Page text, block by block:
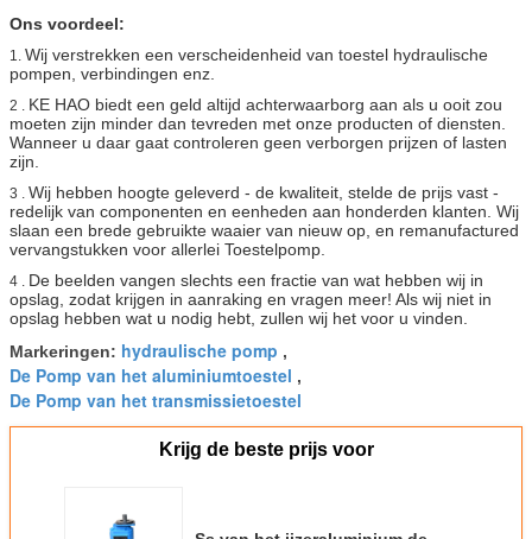
Ons voordeel:
1. Wij verstrekken een verscheidenheid van toestel hydraulische
pompen, verbindingen enz.
2 . KE HAO biedt een geld altijd achterwaarborg aan als u ooit zou
moeten zijn minder dan tevreden met onze producten of diensten.
Wanneer u daar gaat controleren geen verborgen prijzen of lasten
zijn.
3 . Wij hebben hoogte geleverd - de kwaliteit, stelde de prijs vast -
redelijk van componenten en eenheden aan honderden klanten. Wij
slaan een brede gebruikte waaier van nieuw op, en remanufactured
vervangstukken voor allerlei Toestelpomp.
4 . De beelden vangen slechts een fractie van wat hebben wij in
opslag, zodat krijgen in aanraking en vragen meer! Als wij niet in
opslag hebben wat u nodig hebt, zullen wij het voor u vinden.
Markeringen: hydraulische pomp ,
De Pomp van het aluminiumtoestel ,
De Pomp van het transmissietoestel
Krijg de beste prijs voor